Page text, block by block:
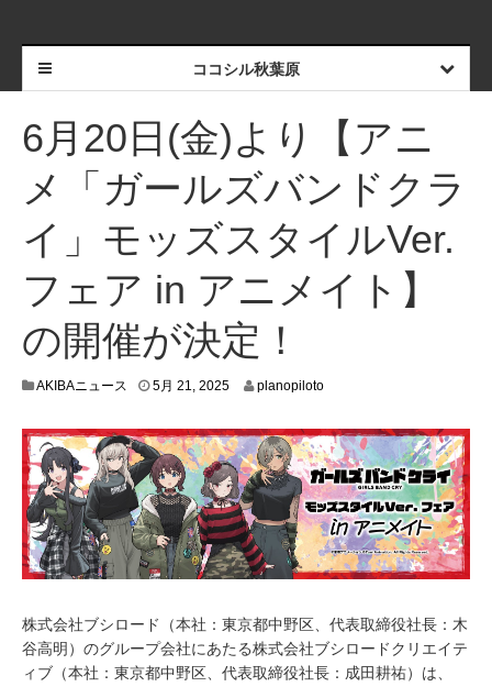
ココシル秋葉原
6月20日(金)より【アニ
メ「ガールズバンドクラ
イ」モッズスタイルVer.
フェア in アニメイト】
の開催が決定！
AKIBAニュース 5月 21, 20255
,
2
0
2
5
planopiloto
株式会社ブシロード（本社：東京都中野区、代表取締役社長：木
谷高明）のグループ会社にあたる株式会社ブシロードクリエイテ
ィブ（本社：東京都中野区、代表取締役社⻑：成⽥耕祐）は、